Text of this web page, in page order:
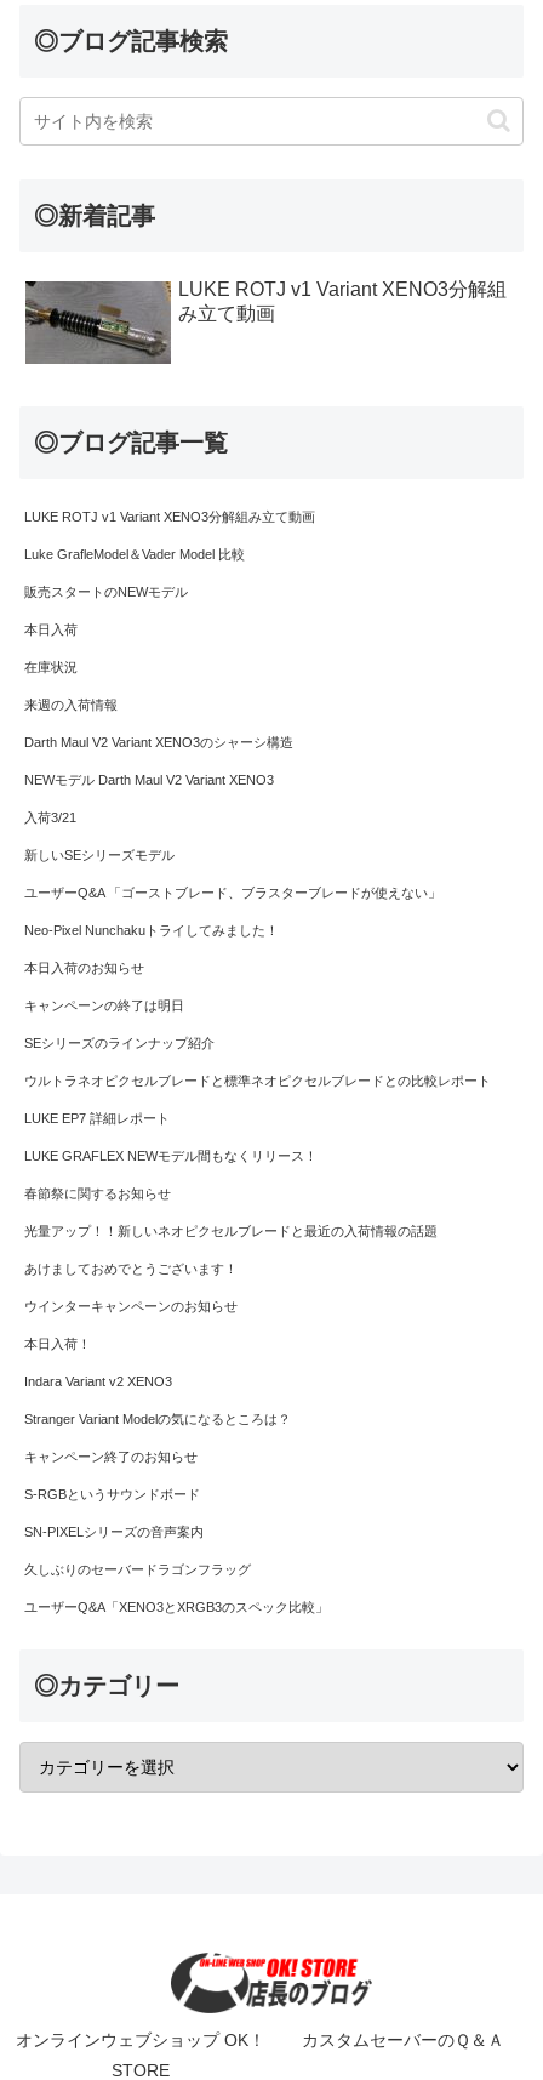
◎ブログ記事検索
◎新着記事
LUKE ROTJ v1 Variant XENO3分解組
み立て動画
◎ブログ記事一覧
LUKE ROTJ v1 Variant XENO3分解組み立て動画
Luke GrafleModel＆Vader Model 比較
販売スタートのNEWモデル
本日入荷
在庫状況
来週の入荷情報
Darth Maul V2 Variant XENO3のシャーシ構造
NEWモデル Darth Maul V2 Variant XENO3
入荷3/21
新しいSEシリーズモデル
ユーザーQ&A 「ゴーストブレード、ブラスターブレードが使えない」
Neo-Pixel Nunchakuトライしてみました！
本日入荷のお知らせ
キャンペーンの終了は明日
SEシリーズのラインナップ紹介
ウルトラネオピクセルブレードと標準ネオピクセルブレードとの比較レポート
LUKE EP7 詳細レポート
LUKE GRAFLEX NEWモデル間もなくリリース！
春節祭に関するお知らせ
光量アップ！！新しいネオピクセルブレードと最近の入荷情報の話題
あけましておめでとうございます！
ウインターキャンペーンのお知らせ
本日入荷！
Indara Variant v2 XENO3
Stranger Variant Modelの気になるところは？
キャンペーン終了のお知らせ
S-RGBというサウンドボード
SN-PIXELシリーズの音声案内
久しぶりのセーバードラゴンフラッグ
ユーザーQ&A「XENO3とXRGB3のスペック比較」
◎カテゴリー
オンラインウェブショップ OK！
STORE
カスタムセーバーのＱ＆Ａ